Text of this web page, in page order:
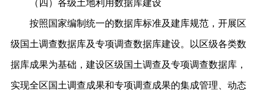
（四）各级土地利用数据库建设
按照国家编制统一的数据库标准及建库规范，开展区
级国土调查数据库及专项调查数据库建设。以 区级各类数
据库成果为基础，建设区级国土调查及专项调查数据库，
实现全区国土调查成果和专项调查成果的集成管理、动态